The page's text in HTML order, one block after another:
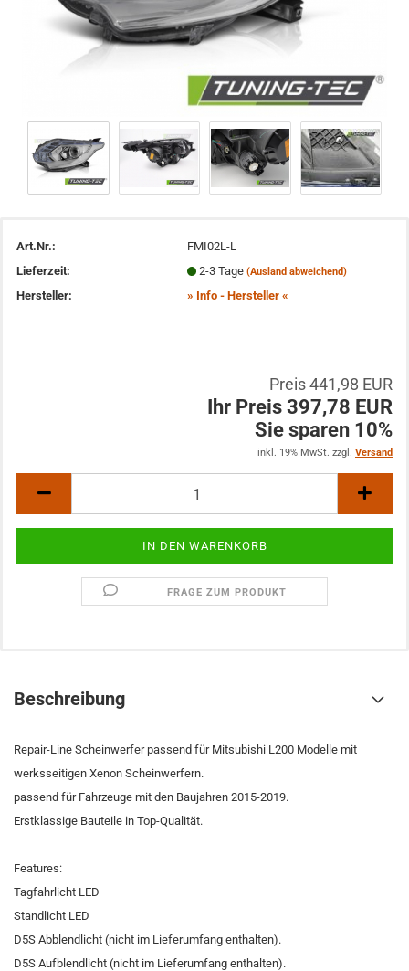
Art.Nr.:
FMI02L-L
Lieferzeit:
2-3 Tage (Ausland abweichend)
Hersteller: » Info - Hersteller «
Preis 441,98 EUR
Ihr Preis 397,78 EUR
Sie sparen 10%
inkl. 19% MwSt. zzgl. Versand
FRAGE ZUM PRODUKT
Beschreibung
Repair-Line Scheinwerfer passend für Mitsubishi L200 Modelle mit
werksseitigen Xenon Scheinwerfern.
passend für Fahrzeuge mit den Baujahren 2015-2019.
Erstklassige Bauteile in Top-Qualität.
Features:
Tagfahrlicht LED
Standlicht LED
D5S Abblendlicht (nicht im Lieferumfang enthalten).
D5S Aufblendlicht (nicht im Lieferumfang enthalten).